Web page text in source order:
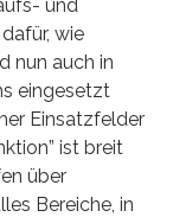
und
wie
nun auch in
eingesetzt
Einsatzfelder
ist breit
über
Bereiche, in